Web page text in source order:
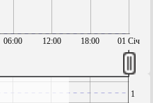
06:00 12:00 18:00 01 Січ
1